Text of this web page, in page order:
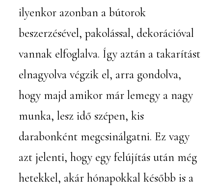
ilyenkor azonban a bútorok
beszerzésével, pakolással, dekorációval
vannak elfoglalva. Így aztán a takarítást
elnagyolva végzik el, arra gondolva,
hogy majd amikor már lemegy a nagy
munka, lesz idő szépen, kis
darabonként megcsinálgatni. Ez vagy
azt jelenti, hogy egy felújítás után még
hetekkel, akár hónapokkal később is a